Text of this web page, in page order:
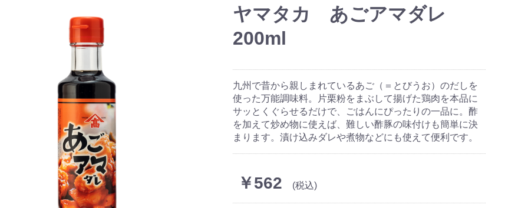
ヤマタカ あごアマダレ
200ml
九州で昔から親しまれているあご（＝とびうお）のだしを
使った万能調味料。片栗粉をまぶして揚げた鶏肉を本品に
サッとくぐらせるだけで、ごはんにぴったりの一品に。酢
を加えて炒め物に使えば、難しい酢豚の味付けも簡単に決
まります。漬け込みダレや煮物などにも使えて便利です。
￥562 (税込)